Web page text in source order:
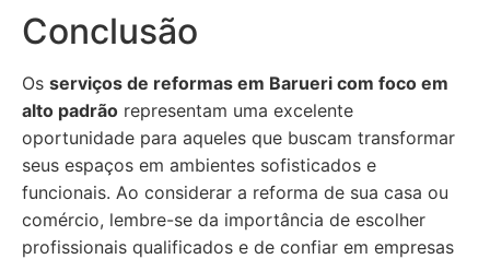
Conclusão
Os serviços de reformas em Barueri com foco em
alto padrão representam uma excelente
oportunidade para aqueles que buscam transformar
seus espaços em ambientes sofisticados e
funcionais. Ao considerar a reforma de sua casa ou
comércio, lembre-se da importância de escolher
profissionais qualificados e de confiar em empresas